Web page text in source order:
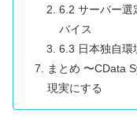
6.2 サーバー選
バイス
6.3 日本独自環
まとめ 〜CData
現実にする